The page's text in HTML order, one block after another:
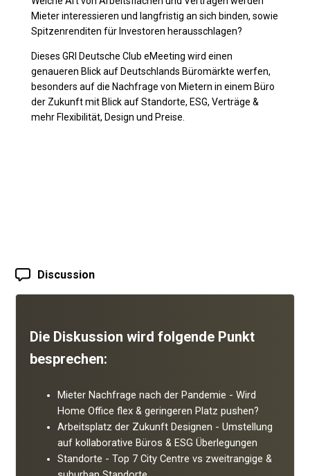
Mieter interessieren und langfristig an sich binden, sowie
Spitzenrenditen für Investoren herausschlagen?
Dieses GRI Deutsche Club eMeeting wird einen
genaueren Blick auf Deutschlands Büromärkte werfen,
besonders auf die Nachfrage von Mietern in einem Büro
der Zukunft mit Blick auf Standorte, ESG, Verträge &
mehr Flexibilität, Design und Preise.
Discussion
Die Diskussion wird folgende Punkt
besprechen:
Mieter Nachfrage nach der Pandemie - Wird
Home Office flex & geringeren Platz pushen?
Arbeitsplatz der Zukunft Designen - Umstellung
auf kollaborative Büros & ESG Überlegungen
Standorte - Top 7 City Centre vs zweitrangige &